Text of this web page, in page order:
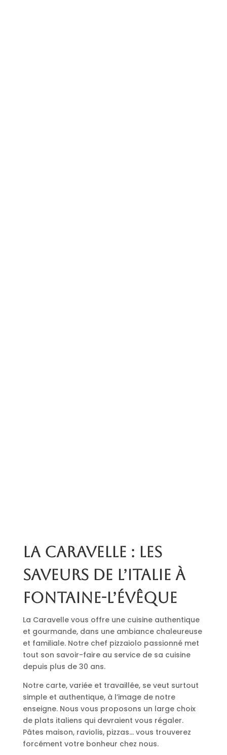
La Caravelle : les
saveurs de l’Italie à
Fontaine-l’Évêque
La Caravelle vous offre une cuisine authentique
et gourmande, dans une ambiance chaleureuse
et familiale. Notre chef pizzaiolo passionné met
tout son savoir-faire au service de sa cuisine
depuis plus de 30 ans.
Notre carte, variée et travaillée, se veut surtout
simple et authentique, à l’image de notre
enseigne. Nous vous proposons un large choix
de plats italiens qui devraient vous régaler.
Pâtes maison, raviolis, pizzas… vous trouverez
forcément votre bonheur chez nous.